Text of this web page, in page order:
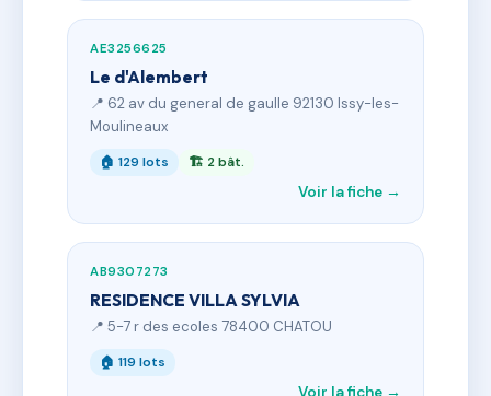
AE3256625
Le d'Alembert
📍 62 av du general de gaulle 92130 Issy-les-
Moulineaux
🏠 129 lots 🏗 2 bât.
Voir la fiche →
AB9307273
RESIDENCE VILLA SYLVIA
📍 5-7 r des ecoles 78400 CHATOU
🏠 119 lots
Voir la fiche →